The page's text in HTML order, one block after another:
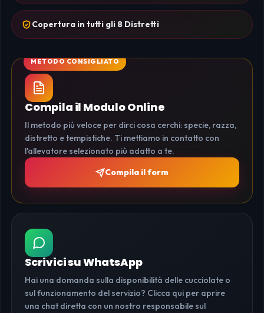
Copertura in tutti gli 8 Distretti
Compila il Modulo Online
Il metodo più veloce per dirci cosa cerchi: specie, razza,
distretto e tempistiche. Ti mettiamo in contatto con
l'allevatore selezionato più adatto a te.
Compila il form
Scrivici su WhatsApp
Hai una domanda sulla disponibilità delle cucciolate o
sul funzionamento del servizio? Clicca qui per aprire
una chat diretta con un nostro responsabile sul